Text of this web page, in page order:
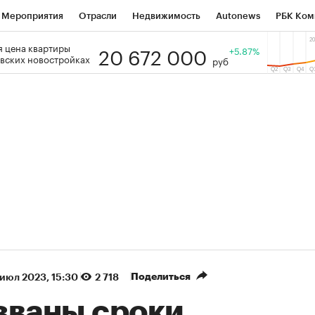
Мероприятия Отрасли Недвижимость Autonews РБК
РБК Образование Тренды
цена квартиры
новостройках
20 672 000 руб
+5.87%
2023, 15:30 2 718 Поделиться